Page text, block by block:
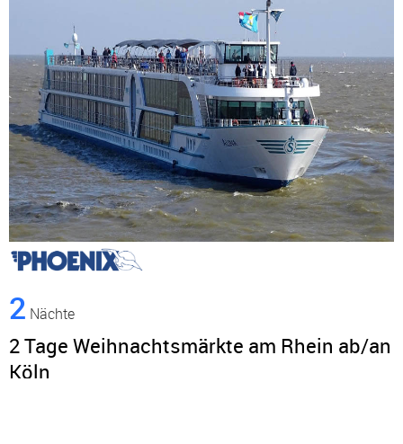
2 Nächte
2 Tage Weihnachtsmärkte am Rhein ab/an
Köln